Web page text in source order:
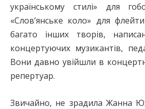
українському стилі» для
«Слов’янське коло» для
багато інших творів,
концертуючих музикантів,
Вони давно увійшли в
репертуар.
Звичайно, не зрадила Жанна